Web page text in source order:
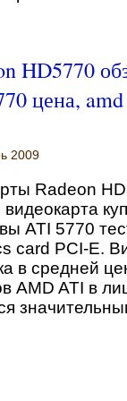
HD5770
цена,
2009
Radeon
ATI 5770
card PCI-E.
в средней
AMD ATI в